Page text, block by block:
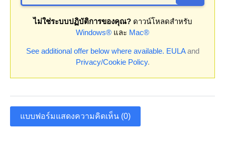
ไม่ใช่ระบบปฏิบัติการของคุณ?ดาวน์โหลดสำหรับ
Windows® และ Mac®
See additional offer below where available. EULAand
Privacy/Cookie Policy.
แบบฟอร์มแสดงความคิดเห็น (0)